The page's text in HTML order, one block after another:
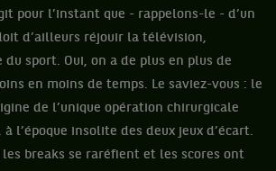
pour l’instant que - rappelons-le - d’un
d’ailleurs réjouir la télévision,
du sport. Oui, on a de plus en plus de
en moins de temps. Le saviez-vous : le
de l’unique opération chirurgicale
l’époque insolite des deux jeux d’écart.
les breaks se raréfient et les scores ont